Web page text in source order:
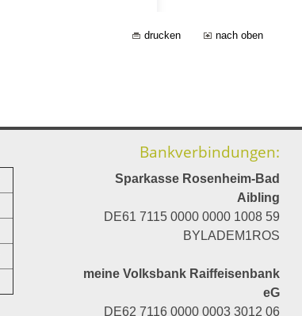
drucken nach oben
Bankverbindungen:
Sparkasse Rosenheim-Bad
Aibling
DE61 7115 0000 0000 1008 59
BYLADEM1ROS
meine Volksbank Raiffeisenbank
eG
DE62 7116 0000 0003 3012 06